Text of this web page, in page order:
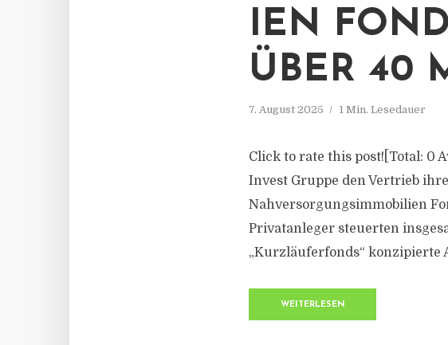
IEN
ÜBER 40
7. August 2025 1 Min. Lesedauer
Click to rate this post![Total: 0
Invest Gruppe den Vertrieb
Nahversorgungsimmobilien
Privatanleger steuerten
„Kurzläuferfonds“ konzipierte
WEITERLESEN